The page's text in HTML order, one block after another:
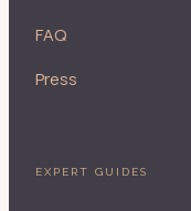
FAQ
Press
EXPERT GUIDES